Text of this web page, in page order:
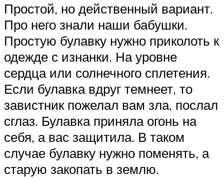
Простой, но действенный вариант.
Про него знали наши бабушки.
Простую булавку нужно приколоть к
одежде с изнанки. На уровне
сердца или солнечного сплетения.
Если булавка вдруг темнеет, то
завистник пожелал вам зла, послал
сглаз. Булавка приняла огонь на
себя, а вас защитила. В таком
случае булавку нужно поменять, а
старую закопать в землю.